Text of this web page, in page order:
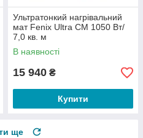
Ультратонкий нагрівальний
мат Fenix Ultra CM 1050 Вт/
7,0 кв. м
В наявності
15 940 ₴
Купити
ще